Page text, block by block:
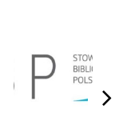
next